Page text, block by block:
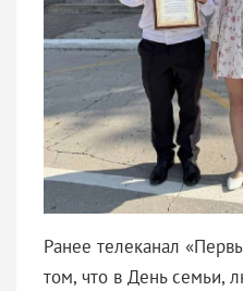
Ранее телеканал
том, что в День семьи,